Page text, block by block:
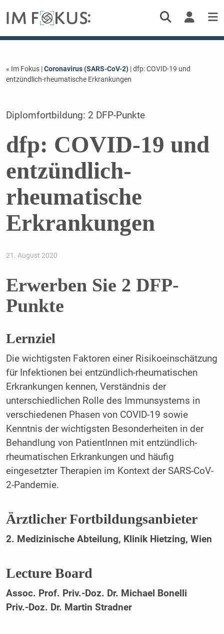
« Im Fokus |Coronavirus (SARS-CoV-2)| dfp: COVID-19 und
entzündlich-rheumatische Erkrankungen
Diplomfortbildung: 2 DFP-Punkte
dfp: COVID-19 und
entzündlich-
rheumatische
Erkrankungen
21. August 2020
Erwerben Sie 2 DFP-
Punkte
Lernziel
Die wichtigsten Faktoren einer Risikoeinschätzung
für Infektionen bei entzündlich-rheumatischen
Erkrankungen kennen, Verständnis der
unterschiedlichen Rolle des Immunsystems in
verschiedenen Phasen von COVID-19 sowie
Kenntnis der wichtigsten Besonderheiten in der
Behandlung von PatientInnen mit entzündlich-
rheumatischen Erkrankungen und häufig
eingesetzter Therapien im Kontext der SARS-CoV-
2-Pandemie.
Ärztlicher Fortbildungsanbieter
2. Medizinische Abteilung, Klinik Hietzing, Wien
Lecture Board
Assoc. Prof. Priv.-Doz. Dr. Michael Bonelli
Priv.-Doz. Dr. Martin Stradner